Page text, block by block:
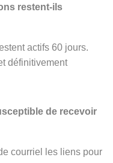
restent-ils
actifs 60 jours.
définitivement
de recevoir
courriel les liens pour